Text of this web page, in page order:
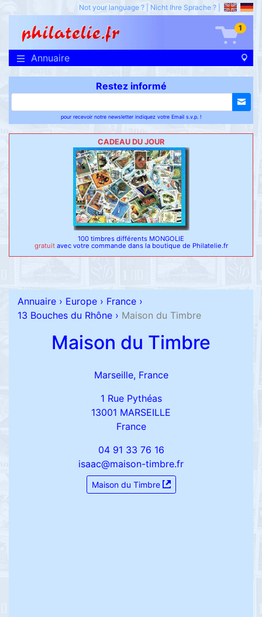
Not your language ? Nicht Ihre Sprache ?
1
Annuaire
Restez informé
pour recevoir notre newsletter indiquez votre Email s.v.p. !
CADEAU DU JOUR
100 timbres différents MONGOLIE
gratuit avec votre commande dans la boutique de Philatelie.fr
Annuaire › Europe › France ›
13 Bouches du Rhône › Maison du Timbre
Maison du Timbre
Marseille, France
1 Rue Pythéas
13001 MARSEILLE
France
04 91 33 76 16
isaac@maison-timbre.fr
Maison du Timbre